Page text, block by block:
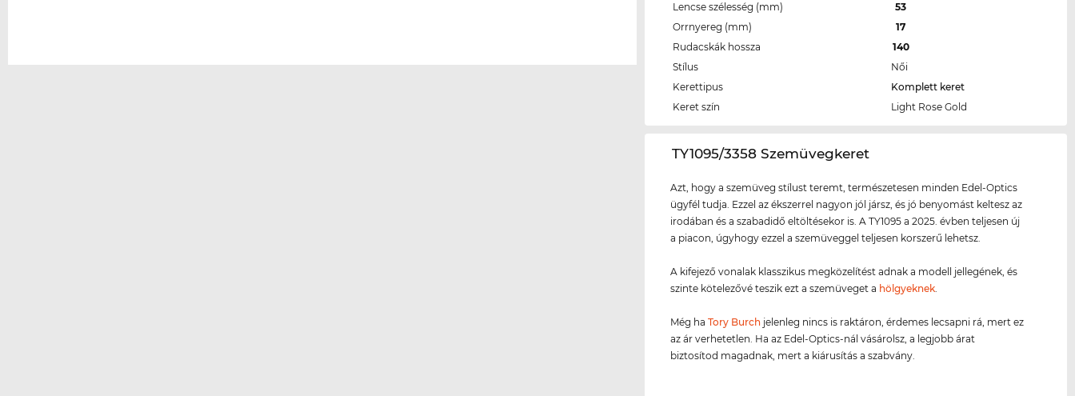
Lencse szélesség (mm)
53
Orrnyereg (mm)
17
Rudacskák hossza
140
Stílus
Női
Kerettipus
Komplett keret
Keret szín
Light Rose Gold
‌TY1095/3358 Szemüvegkeret
Azt, hogy a szemüveg stílust teremt, természetesen minden Edel-Optics
ügyfél tudja. Ezzel az ékszerrel nagyon jól jársz, és jó benyomást keltesz az
irodában és a szabadidő eltöltésekor is. A TY1095 a 2025. évben teljesen új
a piacon, úgyhogy ezzel a szemüveggel teljesen korszerű lehetsz.
A kifejező vonalak klasszikus megközelítést adnak a modell jellegének, és
szinte kötelezővé teszik ezt a szemüveget a hölgyeknek.
Még haTory Burch jelenleg nincs is raktáron, érdemes lecsapni rá, mert ez
az ár verhetetlen. Ha az Edel-Optics-nál vásárolsz, a legjobb árat
biztosítod magadnak, mert a kiárusítás a szabvány.